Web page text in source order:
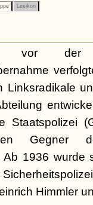
Lexikon
vor der
Linksradikale
Staatspolizei
Gegner
Ab 1936 wurde
Himmler